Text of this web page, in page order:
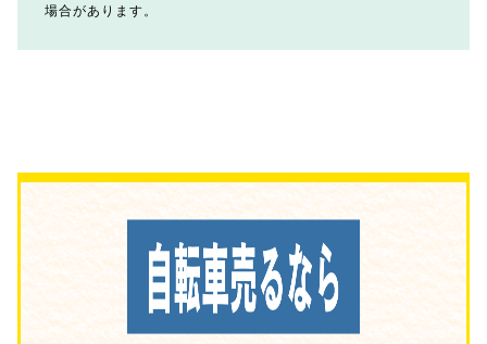
場合があります。